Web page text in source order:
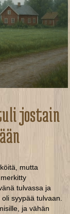
jostain
mutta
tulvassa ja
syypää tulvaan.
ja vähän